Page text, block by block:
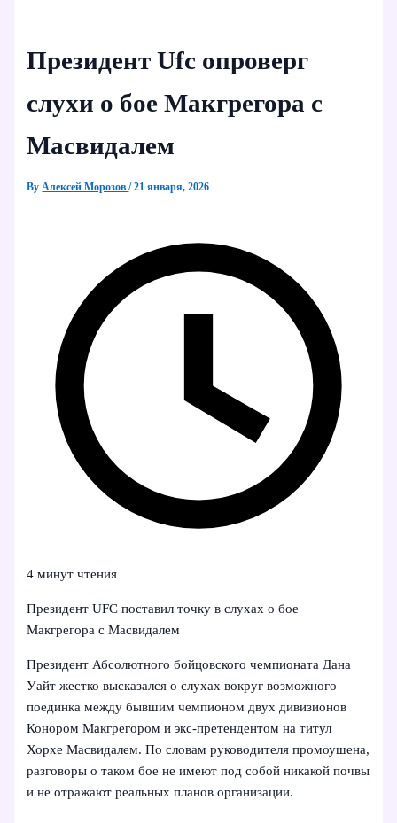
Президент Ufc опроверг
слухи о бое Макгрегора с
Масвидалем
ByАлексей Морозов/21 января, 2026
4 минут чтения
Президент UFC поставил точку в слухах о бое
Макгрегора с Масвидалем
Президент Абсолютного бойцовского чемпионата Дана
Уайт жестко высказался о слухах вокруг возможного
поединка между бывшим чемпионом двух дивизионов
Конором Макгрегором и экс-претендентом на титул
Хорхе Масвидалем. По словам руководителя промоушена,
разговоры о таком бое не имеют под собой никакой почвы
и не отражают реальных планов организации.